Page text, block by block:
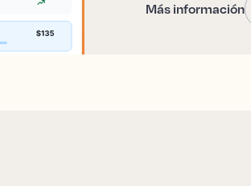
Más información